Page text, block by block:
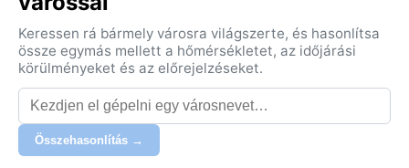
gyakran 30 °C fölé kúszik, a levegő viszont ilyenkor
kevésbé párás. A májustól októberig tartó esős
évszakban szinte napi rendszerességgel zúdul le a
monszun eső, a csapadékmennyiség elérheti a 3000
mm-t is, a páratartalom pedig szinte állandó, 80%
feletti. Mit érdemes csomagolni? Könnyű
Keressen rá bármely városra világszerte, és hasonlítsa
össze egymás mellett a hőmérsékletet, az időjárási
körülményeket és az előrejelzéseket.
Összehasonlítás →